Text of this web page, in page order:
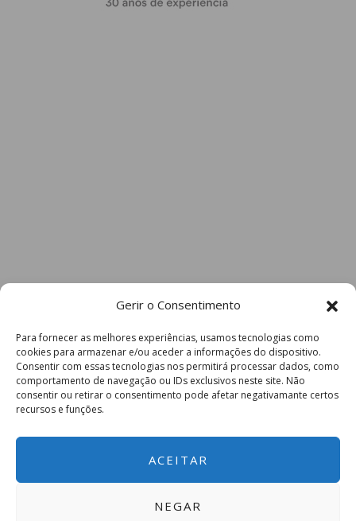
Gerir o Consentimento
Para fornecer as melhores experiências, usamos tecnologias como
cookies para armazenar e/ou aceder a informações do dispositivo.
Consentir com essas tecnologias nos permitirá processar dados, como
comportamento de navegação ou IDs exclusivos neste site. Não
consentir ou retirar o consentimento pode afetar negativamante certos
recursos e funções.
ACEITAR
NEGAR
atualizada.